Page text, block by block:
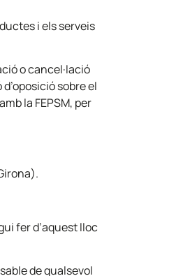
i els serveis
o cancel·lació
sobre el
la FEPSM, per
fer d’aquest lloc
de qualsevol